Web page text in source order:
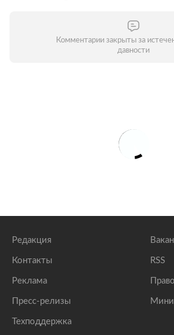
Комментарии закрыты за
давности
Редакция
Контакты
Реклама
Пресс-релизы
Техподдержка
RSS